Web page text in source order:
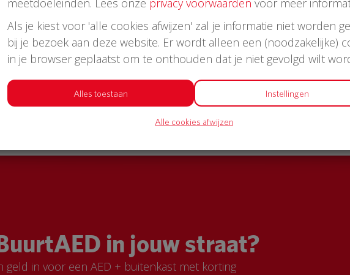
2018
in jouw straat?
geld in voor een AED + buitenkast met korting
meetdoeleinden. Lees onze privacy voorwaarden voor meer
Als je kiest voor 'alle cookies afwijzen' zal je informatie niet worden
bij je bezoek aan deze website. Er wordt alleen een (noodzakelijke)
in je browser geplaatst om te onthouden dat je niet gevolgd wilt
Alles toestaan Instellingen
Alle cookies afwijzen